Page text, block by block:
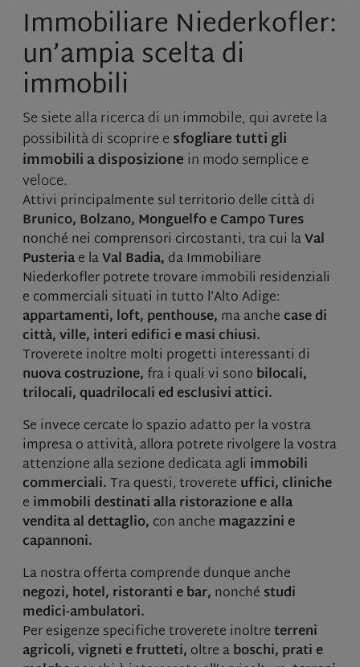
Immobiliare Niederkofler:
un’ampia scelta di
immobili
Se siete alla ricerca di un immobile, qui avrete la
possibilità di scoprire esfogliare tutti gli
immobili a disposizionein modo semplice e
veloce.
Attivi principalmente sul territorio delle città di
Brunico, Bolzano, Monguelfo e Campo Tures
nonché nei comprensori circostanti, tra cui laVal
Pusteriae laVal Badia, da Immobiliare
Niederkofler potrete trovare immobili residenziali
e commerciali situati in tutto l’Alto Adige:
appartamenti, loft, penthouse, ma anchecase di
città, ville, interi edifici e masi chiusi.
Troverete inoltre molti progetti interessanti di
nuova costruzione, fra i quali vi sono bilocali,
trilocali, quadrilocali ed esclusivi attici.
Se invece cercate lo spazio adatto per la vostra
impresa o attività, allora potrete rivolgere la vostra
attenzione alla sezione dedicata agli immobili
commerciali.Tra questi, troverete uffici, cliniche
e immobili destinati alla ristorazione e alla
vendita al dettaglio, con anche magazzini e
capannoni.
La nostra offerta comprende dunque anche
negozi, hotel, ristoranti e bar, nonché studi
medici-ambulatori.
Per esigenze specifiche troverete inoltreterreni
agricoli, vigneti e frutteti, oltre aboschi, prati e